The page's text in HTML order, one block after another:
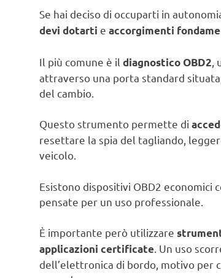
Se hai deciso di occuparti in
devi dotarti e accorgimenti
Il più comune è il diagnostico OBD2
attraverso una porta standard
del cambio.
Questo strumento permette di
resettare la spia del tagliando,
veicolo.
Esistono dispositivi OBD2 economici
pensate per un uso professionale.
È importante però utilizzare
applicazioni certificate. Un uso
dell’elettronica di bordo, motivo per